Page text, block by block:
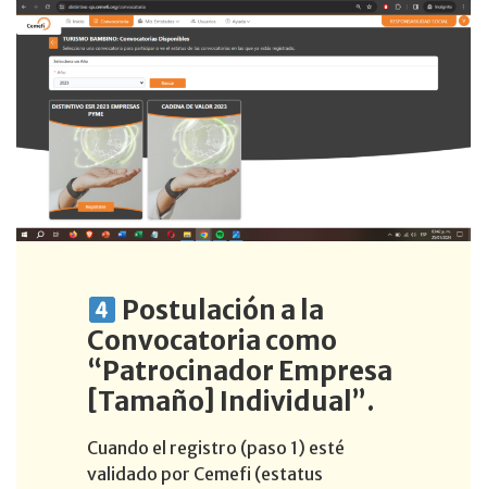
Postulación a la
Convocatoria como
“Patrocinador Empresa
[Tamaño] Individual”.
Cuando el registro (paso 1) esté
validado por Cemefi (estatus